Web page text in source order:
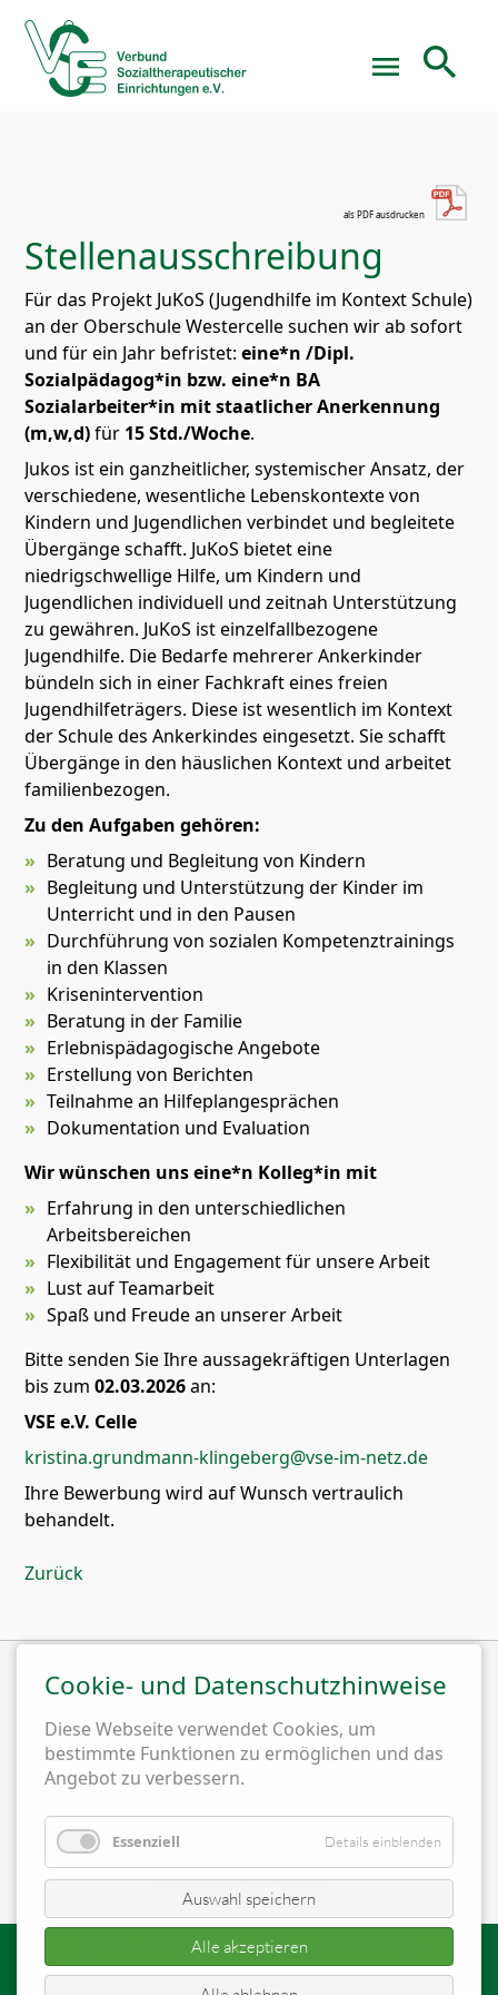
menu search
Stellenausschreibung
Für das Projekt JuKoS (Jugendhilfe im Kontext Schule)
an der Oberschule Westercelle suchen wir ab sofort
und für ein Jahr befristet:eine*n /Dipl.
Sozialpädagog*in bzw. eine*n BA
Sozialarbeiter*in mit staatlicher Anerkennung
(m,w,d)für 15Std./Woche.
Jukos ist ein ganzheitlicher, systemischer Ansatz, der
verschiedene, wesentliche Lebenskontexte von
Kindern und Jugendlichen verbindet und begleitete
Übergänge schafft. JuKoS bietet eine
niedrigschwellige Hilfe, um Kindern und
Jugendlichen individuell und zeitnah Unterstützung
zu gewähren. JuKoS ist einzelfallbezogene
Jugendhilfe. Die Bedarfe mehrerer Ankerkinder
bündeln sich in einer Fachkraft eines freien
Jugendhilfeträgers. Diese ist wesentlich im Kontext
der Schule des Ankerkindes eingesetzt. Sie schafft
Übergänge in den häuslichen Kontext und arbeitet
familienbezogen.
Zu den Aufgaben gehören:
Beratung und Begleitung von Kindern
Begleitung und Unterstützung der Kinder im
Unterricht und in den Pausen
Durchführung von sozialen Kompetenztrainings
in den Klassen
Krisenintervention
Beratung in der Familie
Erlebnispädagogische Angebote
Erstellung von Berichten
Teilnahme an Hilfeplangesprächen
Dokumentation und Evaluation
Wir wünschen uns eine*n Kolleg*in mit
Erfahrung in den unterschiedlichen
Arbeitsbereichen
Flexibilität und Engagement für unsere Arbeit
Lust auf Teamarbeit
Spaß und Freude an unserer Arbeit
Bitte senden Sie Ihre aussagekräftigen Unterlagen
bis zum02.03.2026an:
VSE e.V. Celle
kristina.grundmann-klingeberg@vse-im-netz.de
Ihre Bewerbung wird auf Wunsch vertraulich
behandelt.
Zurück
Wir sind Mitglied im
© Verbund Sozialtherapeutischer Einrichtungen
Impressum
Cookie-Einstellungen
Cookie- und Datenschutzhinweise
Diese Webseite verwendet Cookies, um
bestimmte Funktionen zu ermöglichen und das
Angebot zu verbessern.
Essenziell Details einblenden
Auswahl speichern
Alle akzeptieren